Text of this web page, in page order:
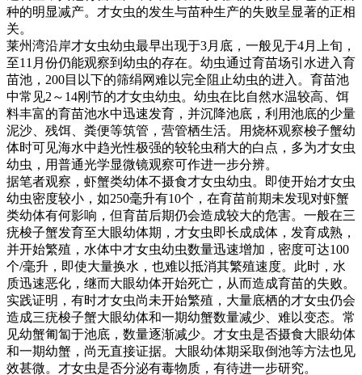
种的明显减产。才女虫的发生与苗种生产的失败呈显著的正相
关。
莱州湾沿岸才女虫幼虫最早出现于3月底，一般见于4月上旬，
至11 月份仍能观察到幼虫的存在。幼虫通过育苗场引水进入育
苗池， 200目以下的筛绢网难以完全阻止幼虫的进入。育苗池
中常见2 ～ 14刚节的才女虫幼虫。幼虫在比自然水温较高、饵
料丰富的育苗池水中迅速发育，并沉降池底，利用池底的少量
泥沙、残饵、粪便等筑管，营管栖生活。用烧杯观察梭子蟹幼
体时可见海水中趋光性极强的较轮虫稍大的白点，多为才女虫
幼虫，用普通光学显微镜观察可作进一步分辨。
据笔者观察，虾蟹类幼体不摄食才女虫幼虫。即使开始才女虫
幼虫密度较小，如250毫升有10个，在育苗前期未发现对虾蟹
类幼体有何影响，但育苗后期仍会造成较大的危害。一般在三
疣梭子蟹发育至大眼幼体期，才女虫即长成成体，发育成熟，
并开始繁殖，水体中才女虫幼虫数量迅速增加，密度可达100
个/毫升，即使大量换水，也难以抵消其繁殖速度。此时，水
质迅速恶化，继而大眼幼体开始死亡，从而造成育苗的失败。
实践证明，有时才女虫尚未开始繁殖，大量底栖的才女虫仍会
造成三疣梭子蟹大眼幼体和一期幼蟹数量减少、难以变态。常
见幼蟹匍匐于池底，数量逐渐减少。才女虫是否摄食大眼幼体
和一期幼蟹，尚无直接证据。大眼幼体期采取倒池等方法也见
效甚微。才女虫是否分泌有毒物质，有待进一步研究。